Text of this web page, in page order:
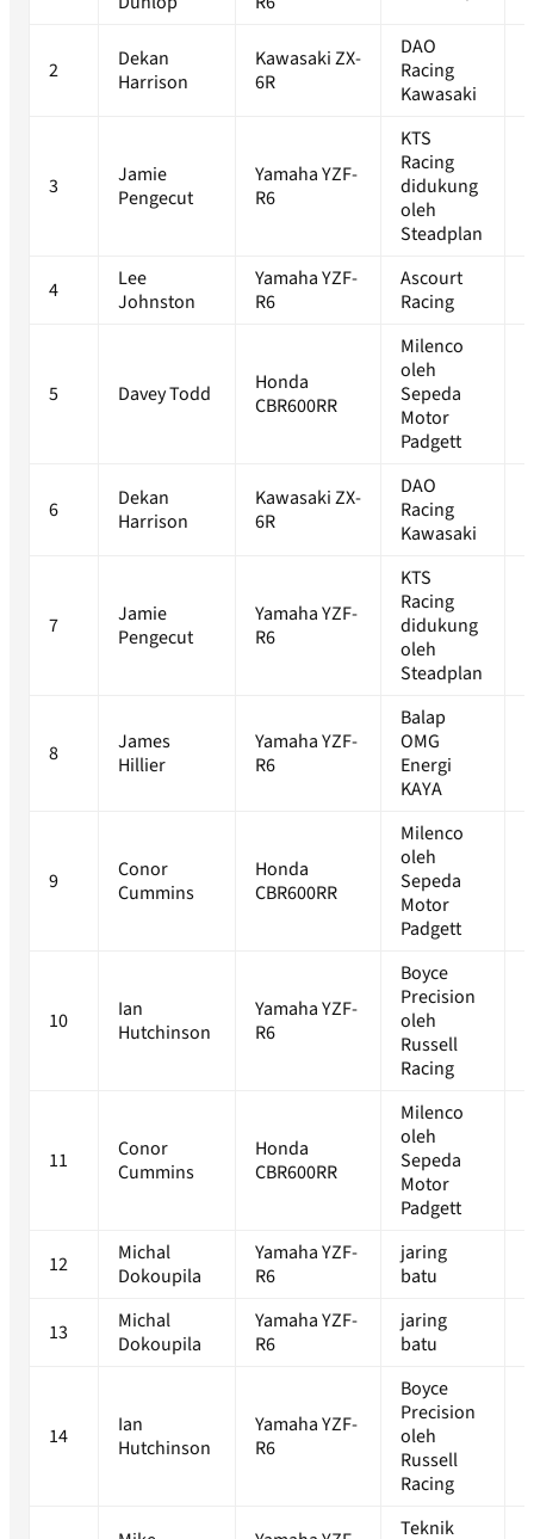
2
Dekan
Harrison
Kawasaki ZX-
6R
DAO
Racing
Kawasaki
3
Jamie
Pengecut
Yamaha YZF-
R6
KTS
Racing
didukung
oleh
Steadplan
4
Lee
Johnston
Yamaha YZF-
R6
Ascourt
Racing
5 Davey Todd
Honda
CBR600RR
Milenco
oleh
Sepeda
Motor
Padgett
6
Dekan
Harrison
Kawasaki ZX-
6R
DAO
Racing
Kawasaki
7
Jamie
Pengecut
Yamaha YZF-
R6
KTS
Racing
didukung
oleh
Steadplan
8
James
Hillier
Yamaha YZF-
R6
Balap
OMG
Energi
KAYA
9
Conor
Cummins
Honda
CBR600RR
Milenco
oleh
Sepeda
Motor
Padgett
10
Ian
Hutchinson
Yamaha YZF-
R6
Boyce
Precision
oleh
Russell
Racing
11
Conor
Cummins
Honda
CBR600RR
Milenco
oleh
Sepeda
Motor
Padgett
12
Michal
Dokoupila
Yamaha YZF-
R6
jaring
batu
13
Michal
Dokoupila
Yamaha YZF-
R6
jaring
batu
14
Ian
Hutchinson
Yamaha YZF-
R6
Boyce
Precision
oleh
Russell
Racing
Teknik